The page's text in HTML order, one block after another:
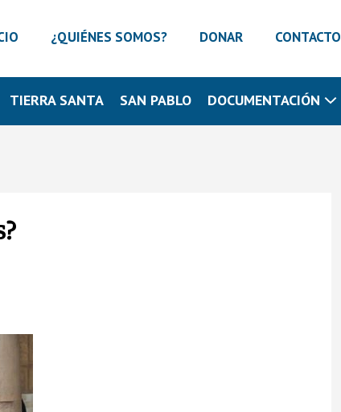
¿QUIÉNES SOMOS? DONAR CONTACTO
TIERRA SANTA SAN PABLO DOCUMENTACIÓN